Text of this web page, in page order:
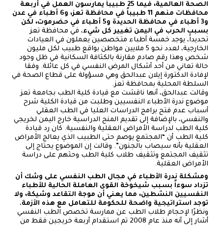
الصحة العالمية، فيما 25 طبيباً يمارسون العمل في أربعة
محافظات منهم 11 طبيباً في محافظة تعز، و6 أطباء في عدن
و3 أطباء في محافظة الحديدة و5 أطباء في حضرموت، لكن
بسبب الحرب في اليمن تغيير كل شيء، في محافظة تعز
تحديداً، يوجد خمسة أطباء متخصصين يعملون في العيادات
الخارجية، لعدد نحو 5 ملايين مواطن بواقع طبيب لكل مليون
شخص وهذا رقم صادم مقارنة بالكثافة السكانية في ظل وجود
حالة تعاني من أحد أشكال المرض النفسي في كل عائلة. وفقا
لإفادة الدكتورة إيلان عبدالحق وهي مسؤولة على قطاع الصحة في
السلطة المحلية بمحافظة تعز.
وقالت عبدالحق، أنها ناقشت مع قيادة كلية الطب بجامعة تعز
موضوع ندرة الأطباء النفسيين وطلبت من قيادة الكلية شرح
أسباب عدم فتح برامج الدراسات العليا في الطب العقلي
والنفسي، بالإضافة إلى تقديم المنح الدراسية خارج اليمن لخريجي
كلية الطب لدراسة الأمراض العقلية والنفسية. كان رد قيادة
كلية الطب أن “المجتمع يوصم حتى الطبيب الذي يعالج الأمراض
العقلية بأنه سيصاب بالجنون”. وقالت إن الموضوع يحتاج إلى
تثقيف المجتمع وتثقيف طلاب كلية الطب وحثهم على دراسة
الأمراض العقلية.
ومشكلة ندرة الأطباء في مجال الطب النفسي على وشك أن
تزداد سوءاً بسبب شيخوخة القوى العاملة الحالية للأطباء
النفسيين النشطين، مما يعني أن موجة التقاعد وشيكة، ولا
توجد استراتيجية واضحة للحكومة للتعامل مع هذه الأزمة.
ونظرًا لإحجام طلاب الطب عن ممارسة تخصص الطب النفسي
أشار إلى أنه منذ عام 2008 تم استقدام أربعة خريجين فقط من